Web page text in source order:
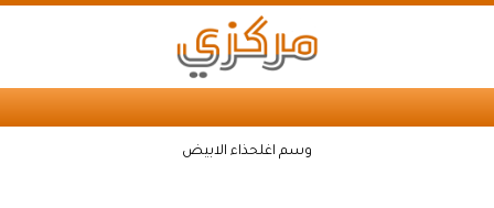
وسم اغلحذاء الابيض